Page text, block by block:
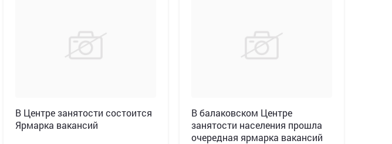
В Центре занятости состоится
Ярмарка вакансий
В балаковском Центре
занятости населения прошла
очередная ярмарка вакансий